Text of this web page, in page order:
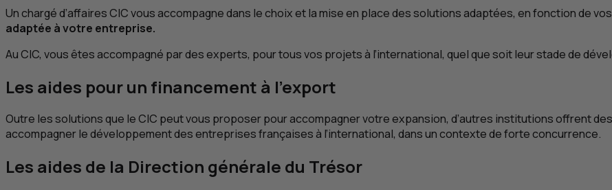
Un chargé d’affairesCICvous accompagne dans le choix et la mise en place des solutions adaptées, en fonction de vos
adaptée à votre entreprise.
AuCIC, vous êtes accompagné par des experts, pour tous vos projets à l’international, quel que soit leur stade de
Les aides pour un financement à l'export
Outre les solutions que leCIC peut vous proposer pour accompagner votre expansion, d’autres institutions offrent
accompagner le développement des entreprises françaises à l’international, dans un contexte de forte concurrence.
Les aides de la Direction générale du Trésor